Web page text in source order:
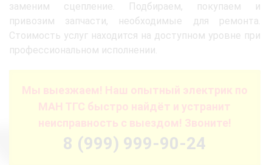
заменим сцепление. Подбираем, покупаем и
привозим запчасти, необходимые для ремонта.
Стоимость услуг находится на доступном уровне при
профессиональном исполнении.
Мы выезжаем! Наш опытный электрик по
МАН ТГС быстро найдёт и устранит
неисправность с выездом! Звоните!
8 (999) 999-90-24